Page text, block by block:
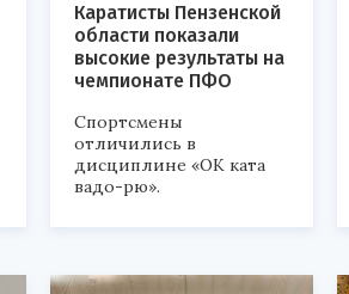
Каратисты Пензенской
области показали
высокие результаты на
чемпионате ПФО
Спортсмены
отличились в
дисциплине «ОК ката
вадо-рю».